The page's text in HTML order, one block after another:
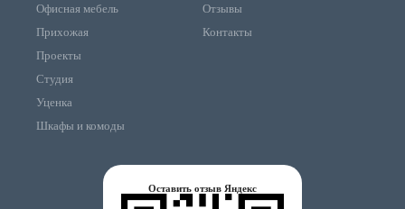
Офисная мебель
Прихожая
Проекты
Студия
Уценка
Шкафы и комоды
Отзывы
Контакты
Оставить отзыв Яндекс